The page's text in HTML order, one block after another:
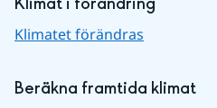
Klimatet förändras
Beräkna framtida klimat